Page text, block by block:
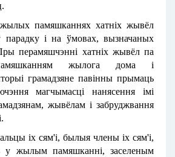
памяшканнях хатніх жывёл
парадку і на ўмовах, вызначаных
перамяшчэнні хатніх жывёл па
жылога дома і
грамадзяне павінны прымаць
магчымасці нанясення імі
жывёлам і забруджвання
іх сям'і, былыя члены іх сям'і,
у жылым памяшканні, заселеным